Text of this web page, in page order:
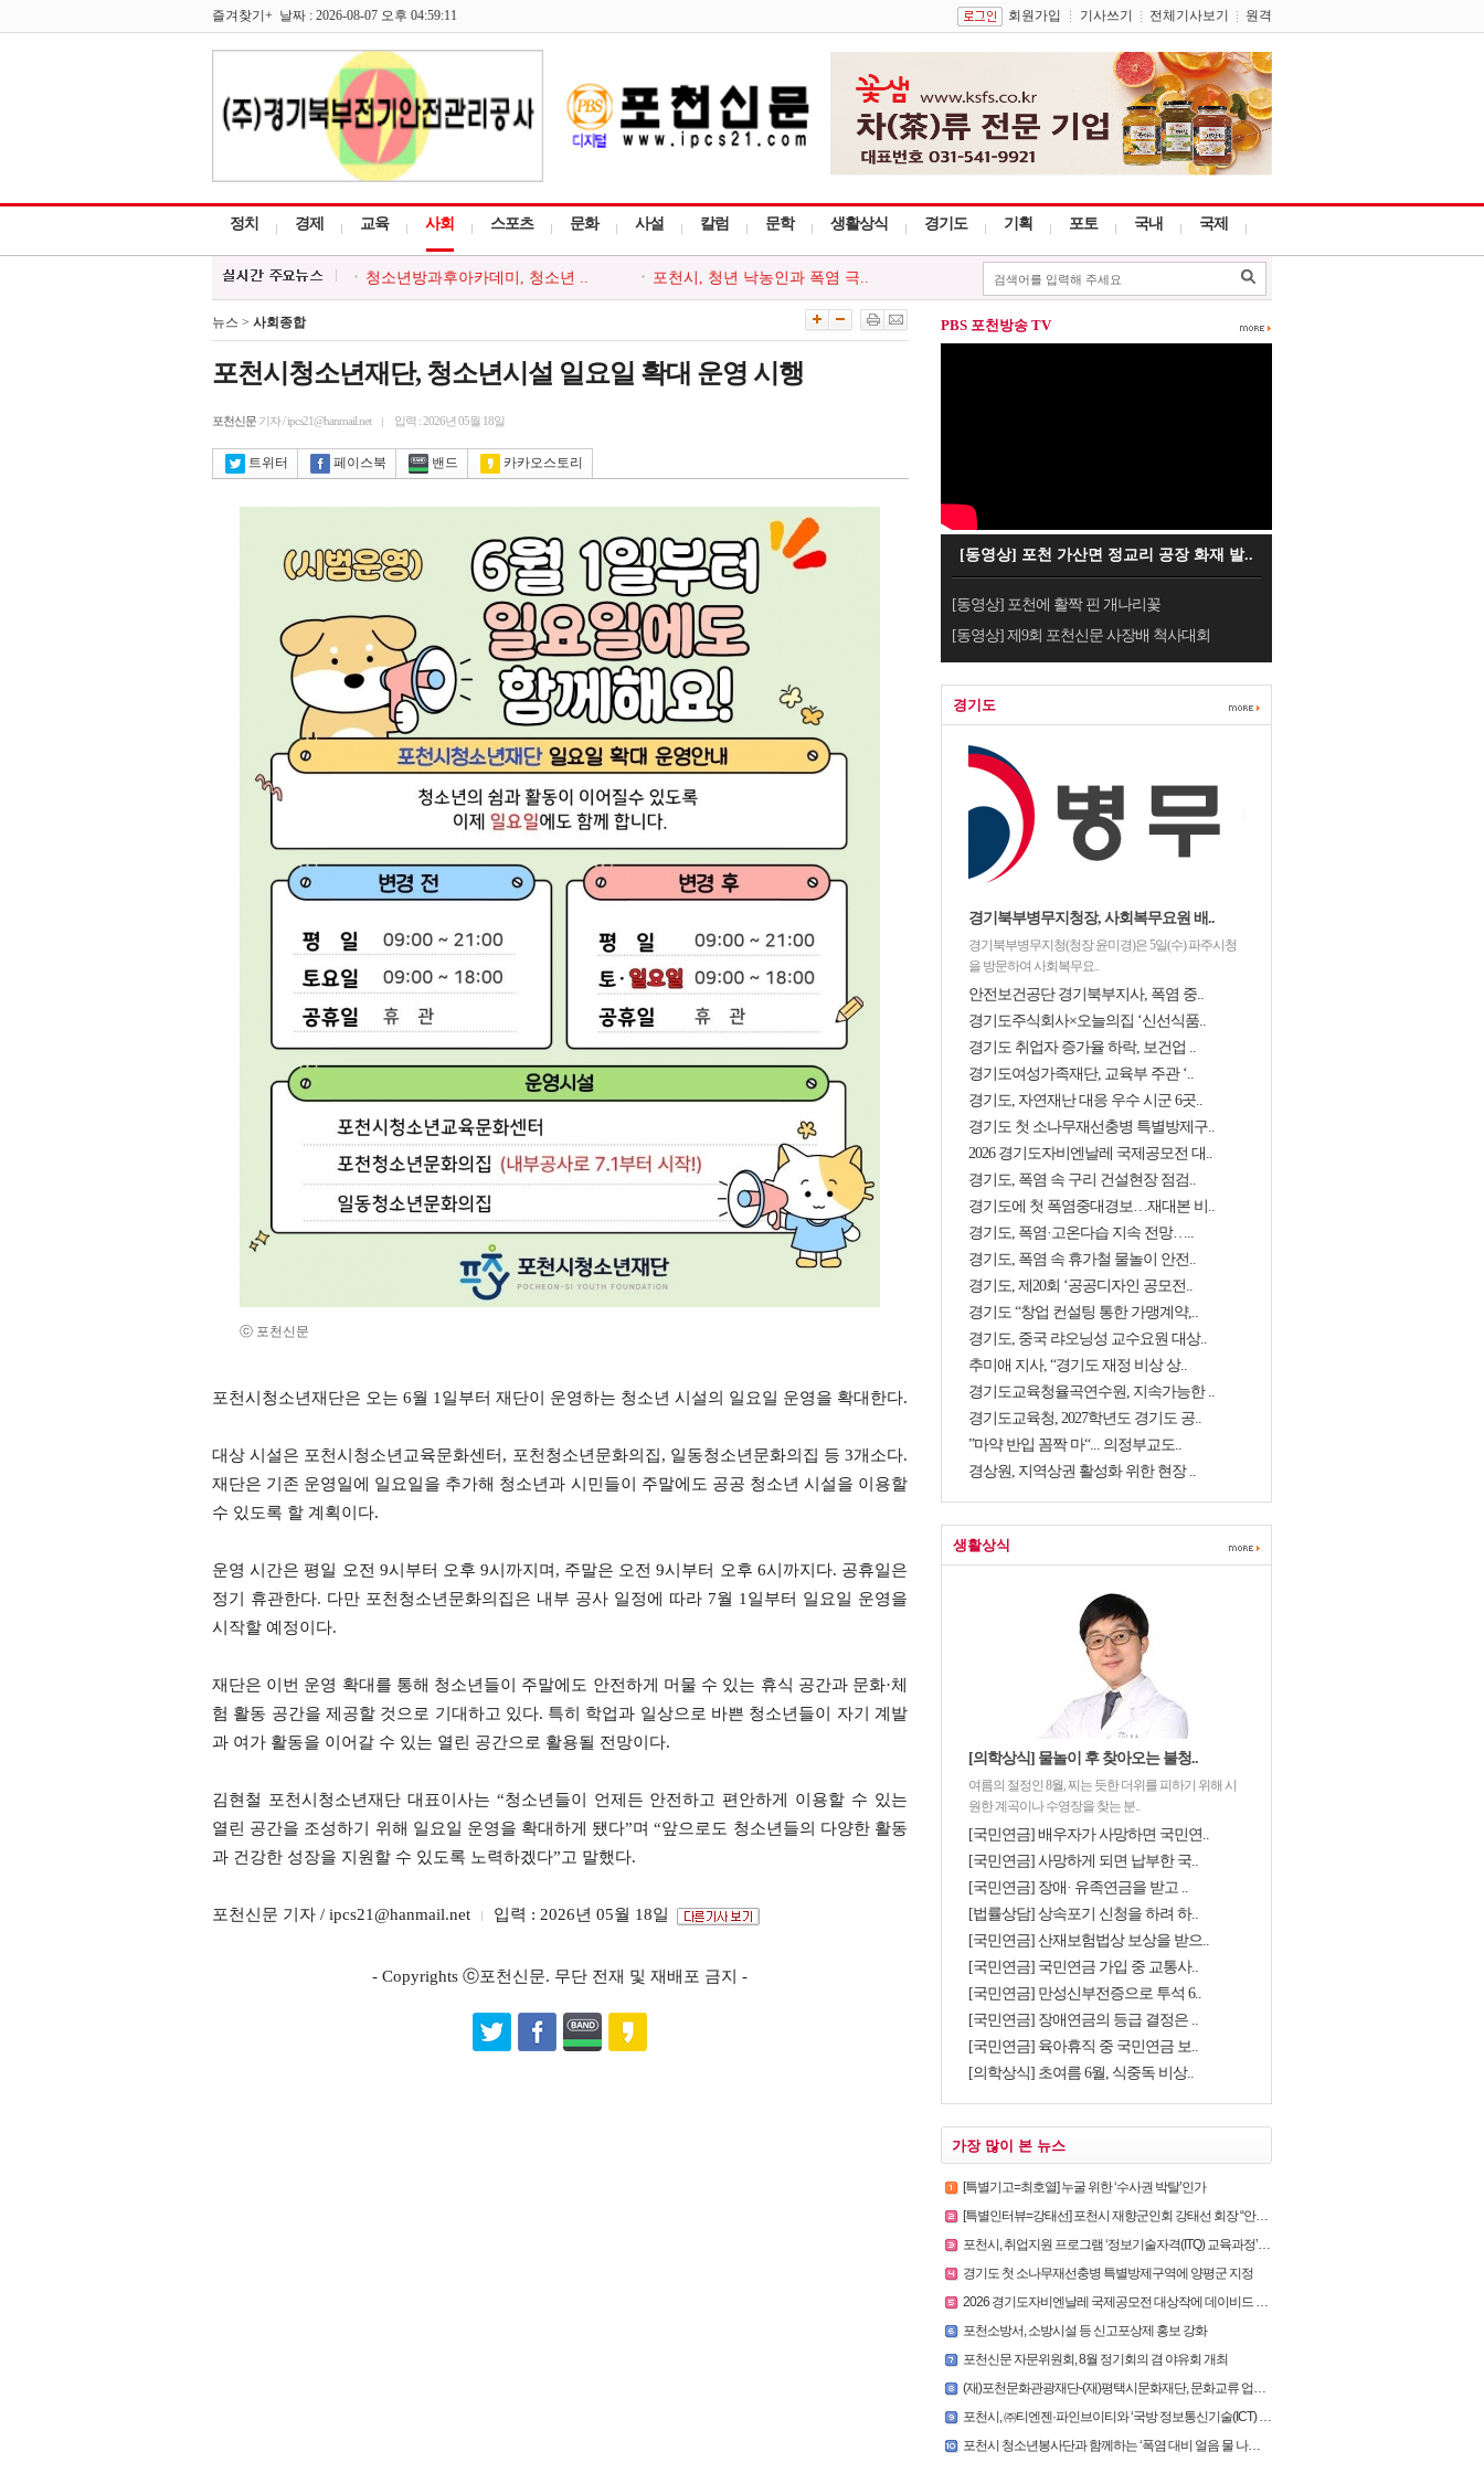
즐겨찾기+ 날짜 : 2026-08-07 오후 04:59:11 회원가입 기사쓰기 전체기사보기 원격
정치 경제 교육 사회 스포츠 문화 사설 칼럼 문학 생활상식 경기도 기획 포토 국내 국제
청소년방과후아카데미, 청소년 ..
포천시, 청년 낙농인과 폭염 극..
한국외식업중앙회 포천시지부, ..
포천동 유관 단체, 지역 주민 위..
포천시종합사회복지관, 지역주민..
포천시, 경기청년 사다리 프로그..
포천시, 세대와 직급 잇는 청렴..
대한적십자 영북봉사회, 포천시 ..
‘아름드리’, 안전부터 나눔까..
뉴스 > 사회종합
포천시청소년재단, 청소년시설 일요일 확대 운영 시행
포천신문 기자 / ipcs21@hanmail.net 입력 : 2026년 05월 18일
트위터 페이스북 밴드 카카오스토리
ⓒ 포천신문
포천시청소년재단은 오는 6월 1일부터 재단이 운영하는 청소년 시설의 일요일 운영을 확대한다.
대상 시설은 포천시청소년교육문화센터, 포천청소년문화의집, 일동청소년문화의집 등 3개소다.
재단은 기존 운영일에 일요일을 추가해 청소년과 시민들이 주말에도 공공 청소년 시설을 이용할
수 있도록 할 계획이다.
운영 시간은 평일 오전 9시부터 오후 9시까지며, 주말은 오전 9시부터 오후 6시까지다. 공휴일은
정기 휴관한다. 다만 포천청소년문화의집은 내부 공사 일정에 따라 7월 1일부터 일요일 운영을
시작할 예정이다.
재단은 이번 운영 확대를 통해 청소년들이 주말에도 안전하게 머물 수 있는 휴식 공간과 문화·체
험 활동 공간을 제공할 것으로 기대하고 있다. 특히 학업과 일상으로 바쁜 청소년들이 자기 계발
과 여가 활동을 이어갈 수 있는 열린 공간으로 활용될 전망이다.
김현철 포천시청소년재단 대표이사는 “청소년들이 언제든 안전하고 편안하게 이용할 수 있는
열린 공간을 조성하기 위해 일요일 운영을 확대하게 됐다”며 “앞으로도 청소년들의 다양한 활동
과 건강한 성장을 지원할 수 있도록 노력하겠다”고 말했다.
포천신문 기자 / ipcs21@hanmail.net 입력 : 2026년 05월 18일
- Copyrights ⓒ포천신문. 무단 전재 및 재배포 금지 -
PBS 포천방송 TV
[동영상] 포천 가산면 정교리 공장 화재 발..
[동영상] 포천에 활짝 핀 개나리꽃
[동영상] 제9회 포천신문 사장배 척사대회
경기도
경기북부병무지청장, 사회복무요원 배..
경기북부병무지청(청장 윤미경)은 5일(수) 파주시청
을 방문하여 사회복무요..
안전보건공단 경기북부지사, 폭염 중..
경기도주식회사×오늘의집 ‘신선식품..
경기도 취업자 증가율 하락, 보건업 ..
경기도여성가족재단, 교육부 주관 ‘..
경기도, 자연재난 대응 우수 시군 6곳..
경기도 첫 소나무재선충병 특별방제구..
2026 경기도자비엔날레 국제공모전 대..
경기도, 폭염 속 구리 건설현장 점검..
경기도에 첫 폭염중대경보…재대본 비..
경기도, 폭염·고온다습 지속 전망…..
경기도, 폭염 속 휴가철 물놀이 안전..
경기도, 제20회 ‘공공디자인 공모전..
경기도 “창업 컨설팅 통한 가맹계약,..
경기도, 중국 랴오닝성 교수요원 대상..
추미애 지사, “경기도 재정 비상 상..
경기도교육청율곡연수원, 지속가능한 ..
경기도교육청, 2027학년도 경기도 공..
”마약 반입 꼼짝 마“... 의정부교도..
경상원, 지역상권 활성화 위한 현장 ..
생활상식
[의학상식] 물놀이 후 찾아오는 불청..
여름의 절정인 8월, 찌는 듯한 더위를 피하기 위해 시
원한 계곡이나 수영장을 찾는 분..
[국민연금] 배우자가 사망하면 국민연..
[국민연금] 사망하게 되면 납부한 국..
[국민연금] 장애· 유족연금을 받고 ..
[법률상담] 상속포기 신청을 하려 하..
[국민연금] 산재보험법상 보상을 받으..
[국민연금] 국민연금 가입 중 교통사..
[국민연금] 만성신부전증으로 투석 6..
[국민연금] 장애연금의 등급 결정은 ..
[국민연금] 육아휴직 중 국민연금 보..
[의학상식] 초여름 6월, 식중독 비상..
가장 많이 본 뉴스
[특별기고=최호열] 누굴 위한 ‘수사권 박탈’인가
[특별인터뷰=강태선] 포천시 재향군인회 강태선 회장 “안보의식 확립과 지역사회 봉사로 신뢰받는 향군 만..
포천시, 취업지원 프로그램 ‘정보기술자격(ITQ) 교육과정’ 운영
경기도 첫 소나무재선충병 특별방제구역에 양평군 지정
2026 경기도자비엔날레 국제공모전 대상작에 데이비드 라우어의 ‘펀치카드 하우스’ 선정
포천소방서, 소방시설 등 신고포상제 홍보 강화
포천신문 자문위원회, 8월 정기회의 겸 야유회 개최
(재)포천문화관광재단-(재)평택시문화재단, 문화교류 업무협약 체결
포천시, ㈜티엔젠·파인브이티와 ‘국방 정보통신기술(ICT) 융합보안’ 업무협약 체결
포천시 청소년봉사단과 함께하는 ‘폭염 대비 얼음 물 나눔’ 캠페인 실시